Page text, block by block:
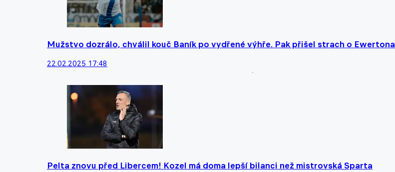
Mužstvo dozrálo, chválil kouč Baník po vydřené výhře. Pak přišel strach o Ewertona
22.02.2025 17:48
Pelta znovu před Libercem! Kozel má doma lepší bilanci než mistrovská Sparta